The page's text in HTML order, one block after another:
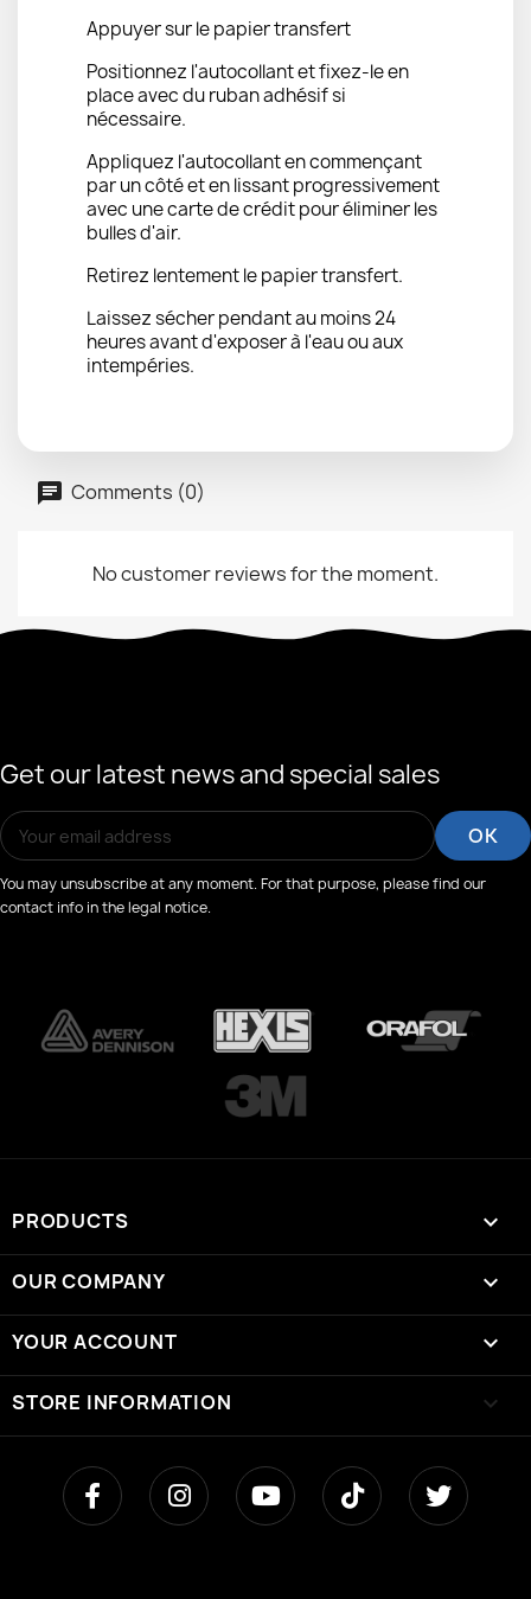
Appuyer sur le papier transfert
Positionnez l'autocollant et fixez-le en
place avec du ruban adhésif si
nécessaire.
Appliquez l'autocollant en commençant
par un côté et en lissant progressivement
avec une carte de crédit pour éliminer les
bulles d'air.
Retirez lentement le papier transfert.
Laissez sécher pendant au moins 24
heures avant d'exposer à l'eau ou aux
intempéries.
Comments (0)
No customer reviews for the moment.
Get our latest news and special sales
You may unsubscribe at any moment. For that purpose, please find our
contact info in the legal notice.
PRODUCTS 
OUR COMPANY 
YOUR ACCOUNT 
STORE INFORMATION keyboard_arrow_down